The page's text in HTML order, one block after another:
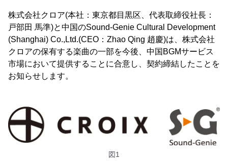
株式会社クロア(本社：東京都目黒区、代表取締役社長：
戸部田 馬準)と中国のSound-Genie Cultural Development
(Shanghai) Co.,Ltd.(CEO：Zhao Qing 趙慶)は、株式会社
クロアの保有する楽曲の一部を今後、中国BGMサービス
市場において提供することに合意し、契約締結したことを
お知らせします。
図1